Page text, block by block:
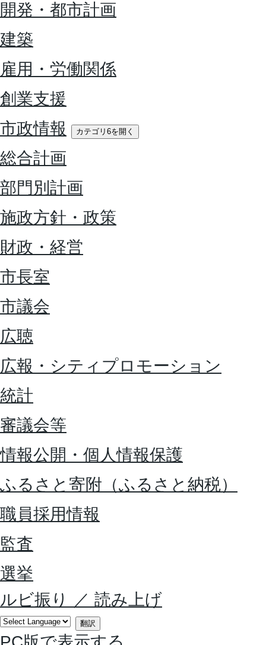
開発・都市計画
建築
雇用・労働関係
創業支援
市政情報
カテゴリ6を開く
総合計画
部門別計画
施政方針・政策
財政・経営
市長室
市議会
広聴
広報・シティプロモーション
統計
審議会等
情報公開・個人情報保護
ふるさと寄附（ふるさと納税）
職員採用情報
監査
選挙
ルビ振り
／ 読み上げ
翻訳